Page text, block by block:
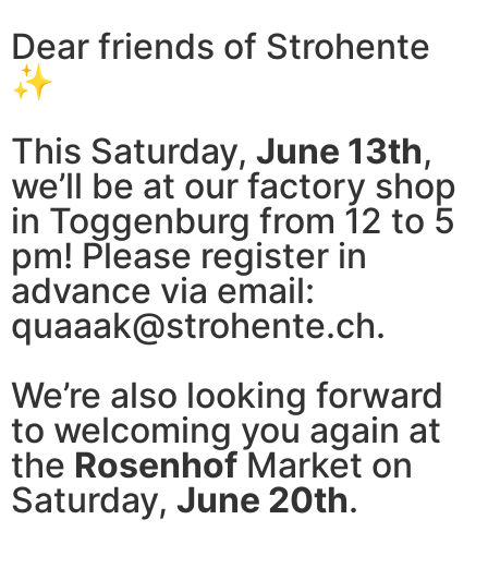
Dear friends of Strohente
✨
This Saturday, June 13th,
we’ll be at our factory shop
in Toggenburg from 12 to 5
pm! Please register in
advance via email:
quaaak@strohente.ch.
We’re also looking forward
to welcoming you again at
the RosenhofMarket on
Saturday, June 20th.